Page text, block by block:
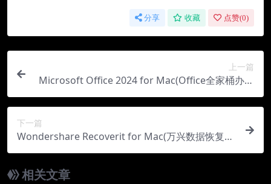
分享 收藏 点赞(0)
上一篇
Microsoft Office 2024 for Mac(Office全家桶办公
软件)v16.93中文正式版
下一篇
Wondershare Recoverit for Mac(万兴数据恢复软
件)v13.5.5.3中文版
相关文章